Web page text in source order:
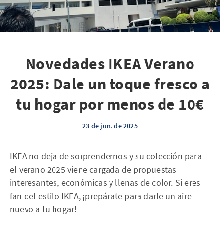
Novedades IKEA Verano
2025: Dale un toque fresco a
tu hogar por menos de 10€
23 de jun. de 2025
IKEA no deja de sorprendernos y su colección para
el verano 2025 viene cargada de propuestas
interesantes, económicas y llenas de color. Si eres
fan del estilo IKEA, ¡prepárate para darle un aire
nuevo a tu hogar!